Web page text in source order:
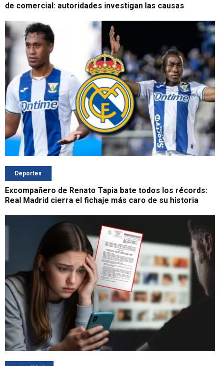
de comercial: autoridades investigan las causas
Deportes
Excompañero de Renato Tapia bate todos los récords:
Real Madrid cierra el fichaje más caro de su historia